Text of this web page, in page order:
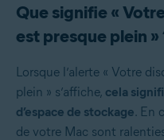
Que signifie «
est presque plein »
Lorsque l’alerte « Votre
plein » s’affiche, cela
d’espace de stockage. En
de votre Mac sont